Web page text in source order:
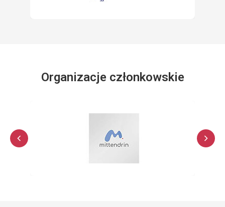
Organizacje członkowskie